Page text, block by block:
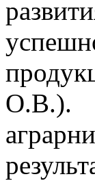
О.В.).